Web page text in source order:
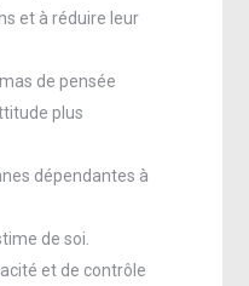
et à réduire leur
de pensée
plus
dépendantes à
de soi.
et de contrôle